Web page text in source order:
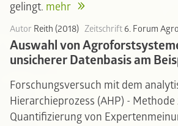
gelingt. mehr
Autor Reith (2018) Zeitschrift 6. Forum
Auswahl von
unsicherer Datenbasis am
Forschungsversuch mit dem
Hierarchieprozess (AHP) - Methode
Quantifizierung von